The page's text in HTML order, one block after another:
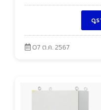
ดูร
07 ต.ค. 2567